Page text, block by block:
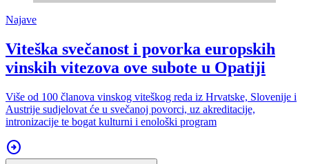
Najave
Viteška svečanost i povorka europskih
vinskih vitezova ove subote u Opatiji
Više od 100 članova vinskog viteškog reda iz Hrvatske, Slovenije i
Austrije sudjelovat će u svečanoj povorci, uz akreditacije,
intronizacije te bogat kulturni i enološki program
arrow_circle_right